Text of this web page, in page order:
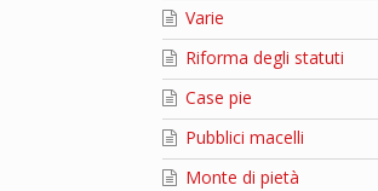
Varie
Riforma degli statuti
Case pie
Pubblici macelli
Monte di pietà